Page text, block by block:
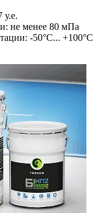
у.е.
не менее 80 мПа
-50°С... +100°С